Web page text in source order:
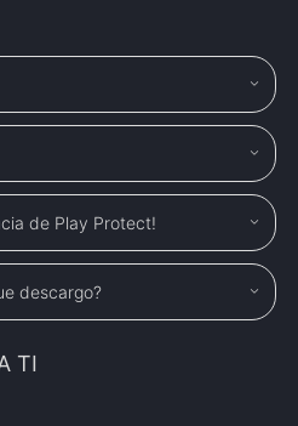
de Play Protect!
descargo?
TI